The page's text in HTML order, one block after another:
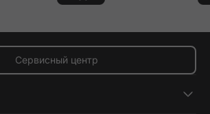
Сервисный центр